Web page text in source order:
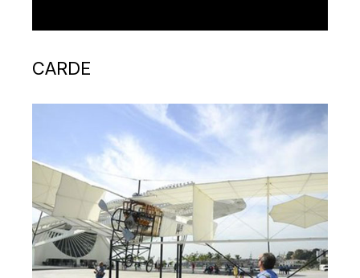
CARDE